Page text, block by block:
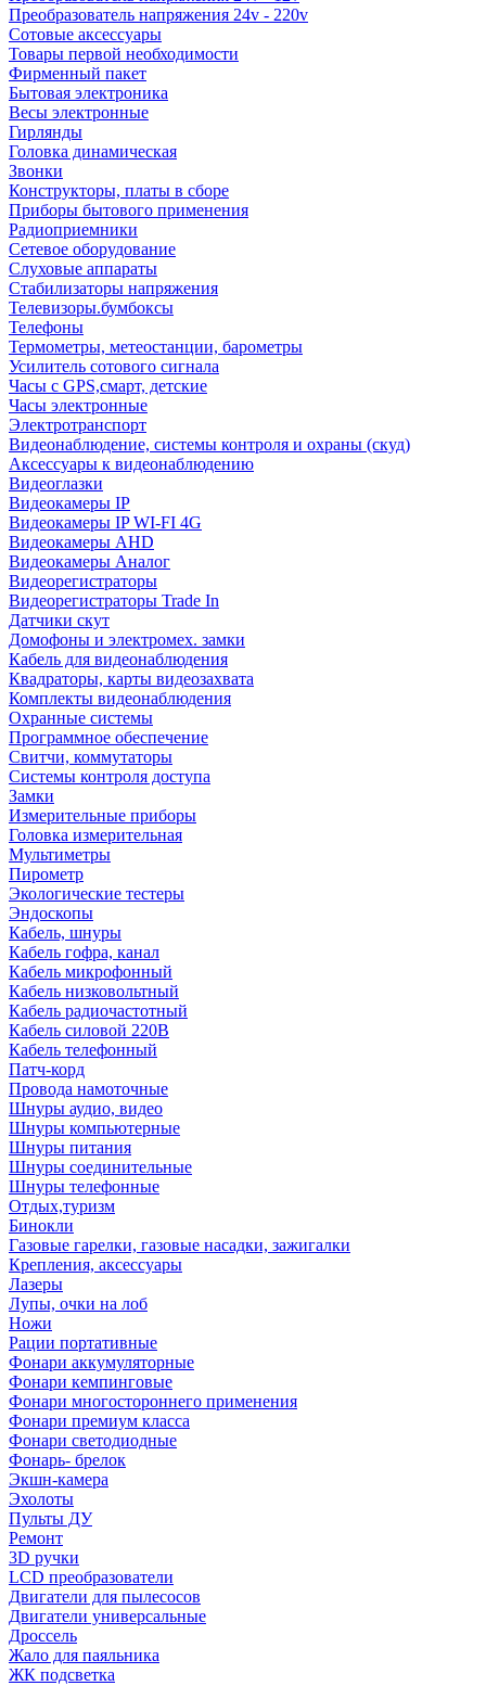
Преобразователь напряжения 24v - 220v
Сотовые аксессуары
Товары первой необходимости
Фирменный пакет
Бытовая электроника
Весы электронные
Гирлянды
Головка динамическая
Звонки
Конструкторы, платы в сборе
Приборы бытового применения
Радиоприемники
Сетевое оборудование
Слуховые аппараты
Стабилизаторы напряжения
Телевизоры.бумбоксы
Телефоны
Термометры, метеостанции, барометры
Усилитель сотового сигнала
Часы с GPS,смарт, детские
Часы электронные
Электротранспорт
Видеонаблюдение, системы контроля и охраны (скуд)
Аксессуары к видеонаблюдению
Видеоглазки
Видеокамеры IP
Видеокамеры IP WI-FI 4G
Видеокамеры AHD
Видеокамеры Аналог
Видеорегистраторы
Видеорегистраторы Trade In
Датчики скут
Домофоны и электромех. замки
Кабель для видеонаблюдения
Квадраторы, карты видеозахвата
Комплекты видеонаблюдения
Охранные системы
Программное обеспечение
Свитчи, коммутаторы
Системы контроля доступа
Замки
Измерительные приборы
Головка измерительная
Мультиметры
Пирометр
Экологические тестеры
Эндоскопы
Кабель, шнуры
Кабель гофра, канал
Кабель микрофонный
Кабель низковольтный
Кабель радиочастотный
Кабель силовой 220В
Кабель телефонный
Патч-корд
Провода намоточные
Шнуры аудио, видео
Шнуры компьютерные
Шнуры питания
Шнуры соединительные
Шнуры телефонные
Отдых,туризм
Бинокли
Газовые гарелки, газовые насадки, зажигалки
Крепления, аксессуары
Лазеры
Лупы, очки на лоб
Ножи
Рации портативные
Фонари аккумуляторные
Фонари кемпинговые
Фонари многостороннего применения
Фонари премиум класса
Фонари светодиодные
Фонарь- брелок
Экшн-камера
Эхолоты
Пульты ДУ
Ремонт
3D ручки
LCD преобразователи
Двигатели для пылесосов
Двигатели универсальные
Дроссель
Жало для паяльника
ЖК подсветка